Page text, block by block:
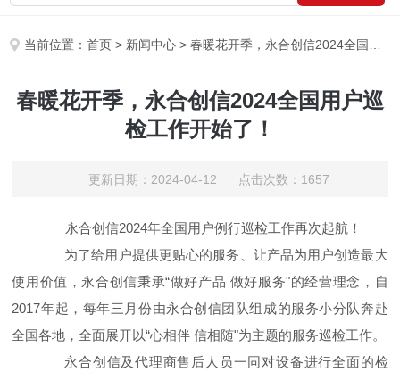
当前位置：首页 > 新闻中心 > 春暖花开季，永合创信2024全国用户巡检工作开始了！
春暖花开季，永合创信2024全国用户巡
检工作开始了！
更新日期：2024-04-12 点击次数：1657
永合创信2024年全国用户例行巡检工作再次起航！
为了给用户提供更贴心的服务、让产品为用户创造最大
使用价值，永合创信秉承“做好产品 做好服务"的经营理念，自
2017年起，每年三月份由永合创信团队组成的服务小分队奔赴
全国各地，全面展开以“心相伴 信相随"为主题的服务巡检工作。
永合创信及代理商售后人员一同对设备进行全面的检